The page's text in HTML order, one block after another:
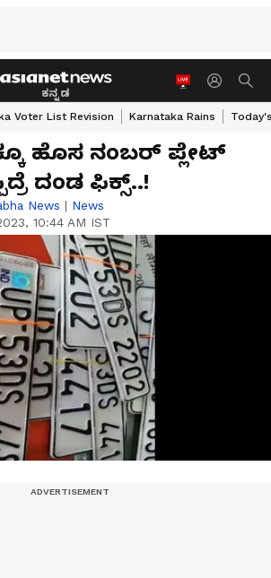
ಕನ್ನಡ
Voter List Revision Karnataka Rains
ಹೊಸ ನಂಬರ್‌ ಪ್ಲೇಟ್‌
ದಂಡ ಫಿಕ್ಸ್‌..!
News | News
10:44 AM IST